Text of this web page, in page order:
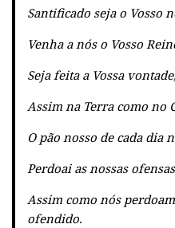
Santificado seja o Vosso
Venha a nós o Vosso
Seja feita a Vossa vontade,
Assim na Terra como no
O pão nosso de cada dia
Perdoai as nossas
Assim como nós
ofendido.